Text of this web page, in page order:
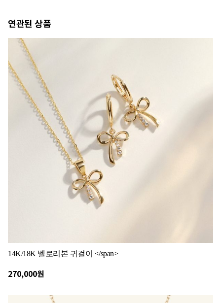
연관된 상품
14K/18K 벨로리본 귀걸이 </span>
270,000원